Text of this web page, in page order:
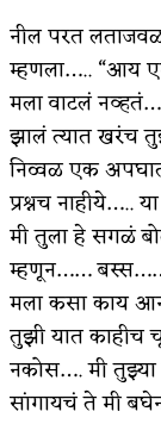
नील परत
म्हणला….. “आय
मला वाटलं
झालं त्यात खरंच
निव्वळ एक अपघात
प्रश्नच नाहीये…..
मी तुला हे सगळं
म्हणून…… बस्स…….
मला कसा काय
तुझी यात
नकोस…. मी
सांगायचं ते मी